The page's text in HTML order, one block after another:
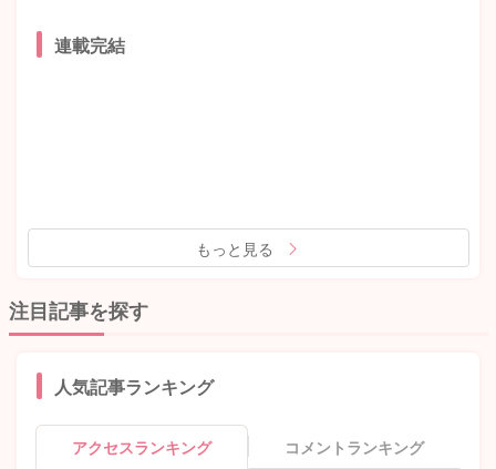
連載完結
もっと見る
注目記事を探す
人気記事ランキング
アクセスランキング コメントランキング